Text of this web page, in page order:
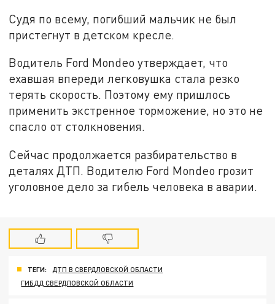
Судя по всему, погибший мальчик не был
пристегнут в детском кресле.
Водитель Ford Mondeo утверждает, что
ехавшая впереди легковушка стала резко
терять скорость. Поэтому ему пришлось
применить экстренное торможение, но это не
спасло от столкновения.
Сейчас продолжается разбирательство в
деталях ДТП. Водителю Ford Mondeo грозит
уголовное дело за гибель человека в аварии.
ТЕГИ:
ДТП В СВЕРДЛОВСКОЙ ОБЛАСТИ
ГИБДД СВЕРДЛОВСКОЙ ОБЛАСТИ